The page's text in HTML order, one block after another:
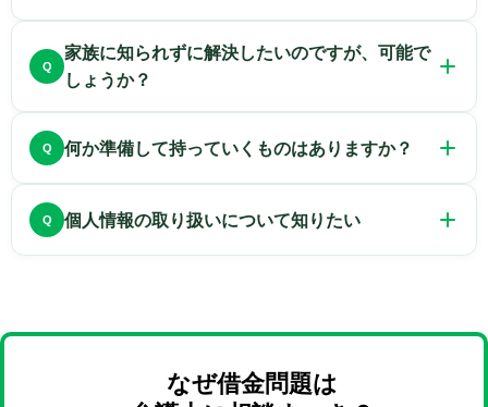
ただきます。
状況が深刻化・複雑化する前にご相談いただくこ
とで、対応できる選択肢の幅がぐんと変わってき
ます。
また、不安に思われている思いなども、宜しけれ
ただいております。
ければなりません。
日、当事務所にお越しいただく必要があります。
であれば、ご訪問が可能な法律事務所へのご相談
家族に知られずに解決したいのですが、可能で
しょうか？
い」「家族に知られたくない」という方もいらっ
当事務所の破産再生チームの弁護士は、ご家族に
知られずに解決するノウハウを有しています。
何か準備して持っていくものはありますか？
ャッシュカード等債務の内容がわかるもの）をお
相談時間の10分前にご来所いただき、相談カード
個人情報の取り扱いについて知りたい
また弁護士には守秘義務があり、ご相談の内容や
履歴が漏れる心配はありませんのでご安心くださ
なぜ借金問題は